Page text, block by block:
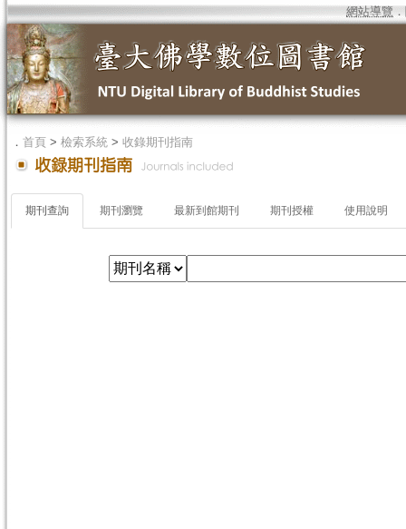
網站導覽 ．
． 首頁 > 檢索系統 > 收錄期刊指南
期刊查詢 期刊瀏覽 最新到館期刊 期刊授權 使用說明